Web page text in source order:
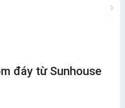
đáy từ Sunhouse